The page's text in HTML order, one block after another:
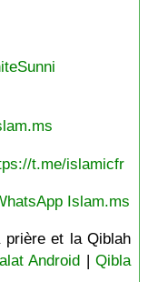
t.me/islamicfr
Islam.ms
prière et la Qiblah
Android |Qibla